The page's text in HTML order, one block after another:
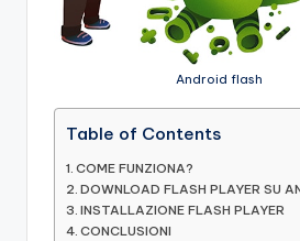
Android flash
Table of Contents
COME FUNZIONA?
DOWNLOAD FLASH PLAYER SU
INSTALLAZIONE FLASH PLAYER
CONCLUSIONI